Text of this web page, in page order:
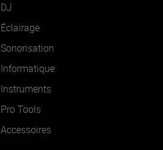
DJ
Éclairage
Sonorisation
Informatique
Instruments
Pro Tools
Accessoires